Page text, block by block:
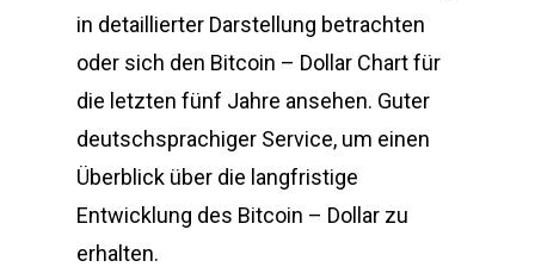
in detaillierter Darstellung betrachten
oder sich den Bitcoin – Dollar Chart für
die letzten fünf Jahre ansehen. Guter
deutschsprachiger Service, um einen
Überblick über die langfristige
Entwicklung des Bitcoin – Dollar zu
erhalten.